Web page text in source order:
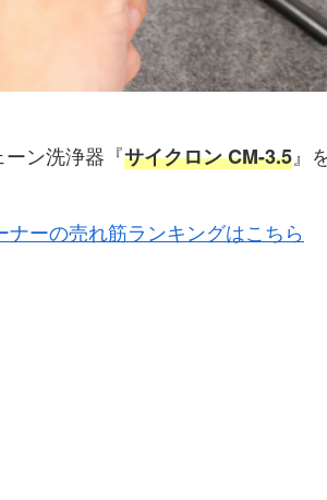
ン洗浄器『サイクロン CM-3.5』
ナーの売れ筋ランキングはこちら